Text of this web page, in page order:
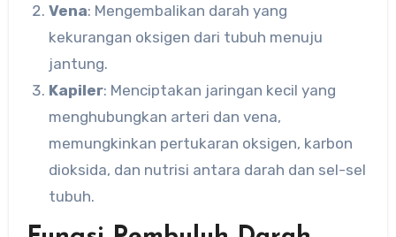
Vena: Mengembalikan darah yang
kekurangan oksigen dari tubuh menuju
jantung.
Kapiler: Menciptakan jaringan kecil yang
menghubungkan arteri dan vena,
memungkinkan pertukaran oksigen, karbon
dioksida, dan nutrisi antara darah dan sel-sel
tubuh.